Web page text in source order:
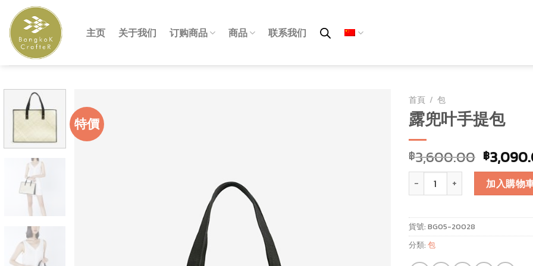
content
主页 关于我们 订购商品 商品 联系我们
特價
首頁 / 包
露兜叶手提包
฿3,600.00 ฿
露兜叶手提包 數量 加入購物
貨號: BG05-20028
分類: 包